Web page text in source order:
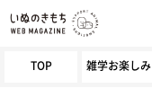
TOP 雑学お楽しみ